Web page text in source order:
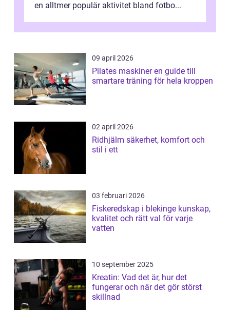
en alltmer populär aktivitet bland fotbo...
09 april 2026
Pilates maskiner en guide till
smartare träning för hela kroppen
02 april 2026
Ridhjälm säkerhet, komfort och
stil i ett
03 februari 2026
Fiskeredskap i blekinge kunskap,
kvalitet och rätt val för varje
vatten
10 september 2025
Kreatin: Vad det är, hur det
fungerar och när det gör störst
skillnad